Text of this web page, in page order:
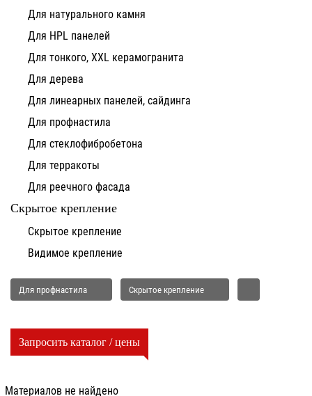
Для натурального камня
Для HPL панелей
Для тонкого, XXL керамогранита
Для дерева
Для линеарных панелей, сайдинга
Для профнастила
Для стеклофибробетона
Для терракоты
Для реечного фасада
Скрытое крепление
Скрытое крепление
Видимое крепление
Для профнастила Скрытое крепление
Запросить каталог / цены
Материалов не найдено